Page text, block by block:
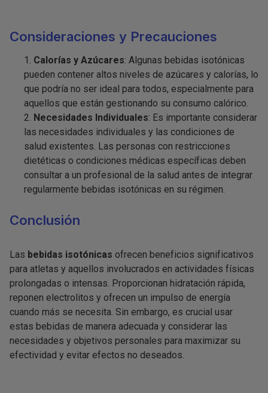
Consideraciones y Precauciones
Calorías y Azúcares: Algunas bebidas isotónicas
pueden contener altos niveles de azúcares y calorías, lo
que podría no ser ideal para todos, especialmente para
aquellos que están gestionando su consumo calórico.
Necesidades Individuales: Es importante considerar
las necesidades individuales y las condiciones de
salud existentes. Las personas con restricciones
dietéticas o condiciones médicas específicas deben
consultar a un profesional de la salud antes de integrar
regularmente bebidas isotónicas en su régimen.
Conclusión
Las bebidas isotónicas ofrecen beneficios significativos
para atletas y aquellos involucrados en actividades físicas
prolongadas o intensas. Proporcionan hidratación rápida,
reponen electrolitos y ofrecen un impulso de energía
cuando más se necesita. Sin embargo, es crucial usar
estas bebidas de manera adecuada y considerar las
necesidades y objetivos personales para maximizar su
efectividad y evitar efectos no deseados.